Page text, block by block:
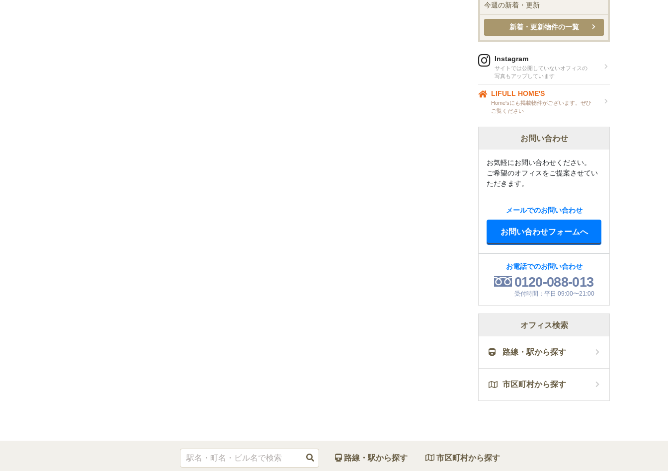
今週の新着・更新
新着・更新物件の一覧
Instagram
サイトでは公開していないオフィスの
写真もアップしています
LIFULL HOME'S
Home'sにも掲載物件がございます。ぜひ
ご覧ください
お問い合わせ
お気軽にお問い合わせください。
ご希望のオフィスをご提案させてい
ただきます。
メールでのお問い合わせ
お問い合わせフォームへ
お電話でのお問い合わせ
0120-088-013
受付時間：平日 09:00〜21:00
オフィス検索
路線・駅から探す
市区町村から探す
路線・駅から探す 市区町村から探す